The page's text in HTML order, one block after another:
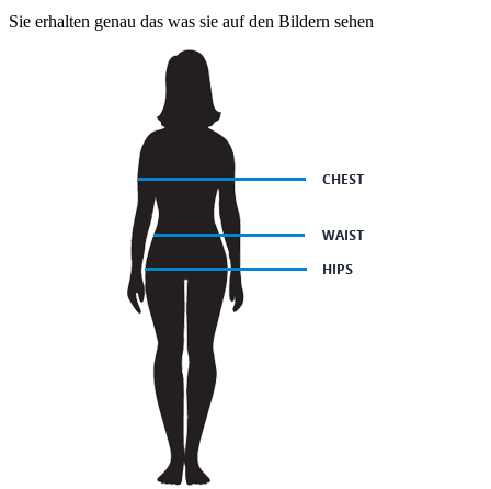
Sie erhalten genau das was sie auf den Bildern sehen